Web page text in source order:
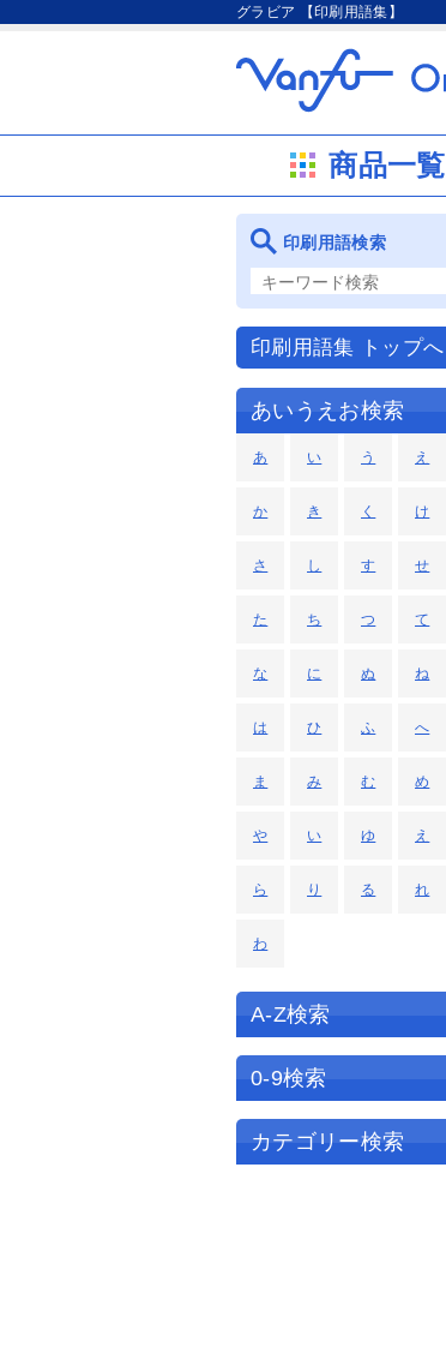
グラビア 【印刷用語集】
商品一覧
印刷用語検索
印刷用語集 トップへ
あいうえお検索
あ い う え
か き く け
さ し す せ
た ち つ て
な に ぬ ね
は ひ ふ へ
ま み む め
や い ゆ え
ら り る れ
わ
A-Z検索
0-9検索
カテゴリー検索